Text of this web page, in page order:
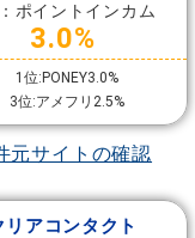
ポイントインカム
3.0%
1位:PONEY3.0%
3位:アメフリ2.5%
元サイトの確認
リアコンタクト